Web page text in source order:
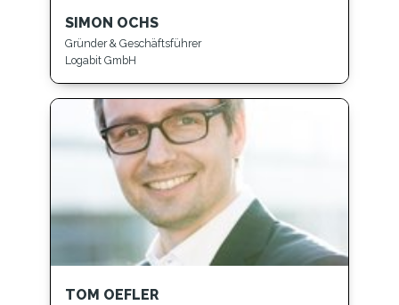
SIMON OCHS
Gründer & Geschäftsführer
Logabit GmbH
TOM OEFLER